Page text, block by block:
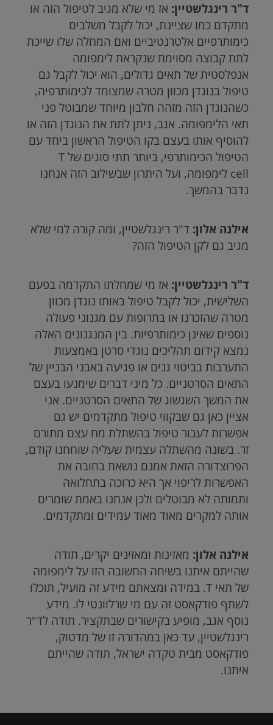
ד"ר רינגלשטיין: אז מי שלא מגיב לטיפול הזה או
מתקדם כמו שציינת, יכול לקבל משלבים
כימותרפיים אלטרנטיביים ואם המחלה שלו שייכת
לתת קבוצה מסוימת שנקראת לימפומה
אנפלסטית של תאים גדולים, הוא יכול לקבל גם
טיפול בנוגדן מכוון מטרה שמצומד לכימותרפיה,
כשהנוגדן הזה מזהה חלבון מיוחד שמבוטל פני
תאי הלימפומה. אגב, ניתן לתת את הנוגדן הזה או
להוסיף אותו בעצם בקו הטיפול הראשון ביחד עם
הטיפול הכימותרפי, ביותר תתי סוגים שלT
cell לימפומה, ועל היתרון שבשילוב הזה אנחנו
נדבר בהמשך.
אילנה אלון: ד"ר רינגלשטיין, ומה קורה למי שלא
מגיב גם לקן הטיפול הזה?
ד"ר רינגלשטיין: אז מי שמחלתו התקדמה בפעם
השלישית, יכול לקבל טיפול באותו נוגדן מכוון
מטרה שהזכרנו או בתרופות עם מגנוני פעולה
נוספים שאינן כימותרפיות. בין המנגנונים האלה
נמצא קידום תהליכים נוגדי סרטן באמצעות
התערבות בביטוי גנים או פגיעה באבני הבניין של
התאים הסרטניים. כל מיני דברים שימנעו בעצם
את המשך השגשוג של התאים הסרטניים. אני
אציין כאן גם שבקווי טיפול מתקדמים יש גם
אפשרות לעבור טיפול בהשתלת מח עצם מתורם
זר. בשונה מהשתלה עצמית שעליה שוחחנו קודם,
הפרוצדורה הזאת אמנם נושאת בחובה את
האפשרות לריפוי אך היא כרוכה בתחלואה
ותמותה לא מבוטלים ולכן אנחנו באמת שומרים
אותה למקרים מאוד מאוד עמידים ומתקדמים.
אילנה אלון: מאזינות ומאזינים יקרים, תודה
שהייתם איתנו בשיחה החשובה הזו על לימפומה
של תאיT. במידה ומצאתם מידע זה מועיל, תוכלו
לשתף פודקאסט זה עם מי שרלוונטי לו. מידע
נוסף אגב, מופיע בקישורים שבתקציר. תודה לד"ר
רינגלשטיין, עד כאן במהדורה זו של מדטוק,
פודקאסט מבית טקדה ישראל, תודה שהייתם
איתנו.